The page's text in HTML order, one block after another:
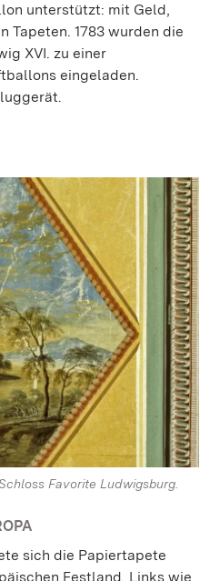
unterstützt: mit Geld,
Tapeten. 1783 wurden die
XVI. zu einer
eingeladen.
Favorite Ludwigsburg.
sich die Papiertapete
Festland. Links wie